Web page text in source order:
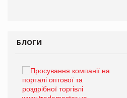
БЛОГИ